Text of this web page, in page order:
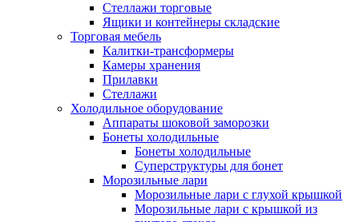
Стеллажи торговые
Ящики и контейнеры складские
Торговая мебель
Калитки-трансформеры
Камеры хранения
Прилавки
Стеллажи
Холодильное оборудование
Аппараты шоковой заморозки
Бонеты холодильные
Бонеты холодильные
Суперструктуры для бонет
Морозильные лари
Морозильные лари с глухой крышкой
Морозильные лари с крышкой из